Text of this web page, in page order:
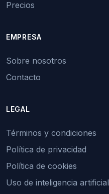
Precios
EMPRESA
Sobre nosotros
Contacto
LEGAL
Términos y condiciones
Política de privacidad
Política de cookies
Uso de inteligencia artificial